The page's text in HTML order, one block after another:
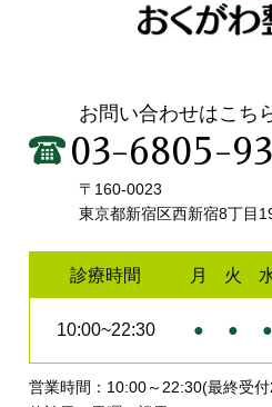
お問い合わせはこち
03-6805-
〒160-0023
東京都新宿区西新宿8丁
診療時間 月 火
10:00~22:30 ● ● ●
営業時間：10:00～22:30(最終受